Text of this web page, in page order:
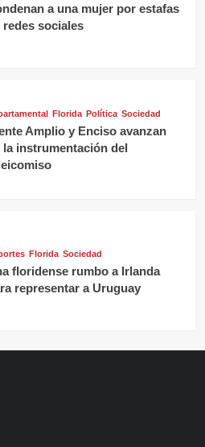
a una mujer por estafas
redes sociales
Florida Política Sociedad
Amplio y Enciso avanzan
la instrumentación del
Florida Sociedad
floridense rumbo a Irlanda
representar a Uruguay